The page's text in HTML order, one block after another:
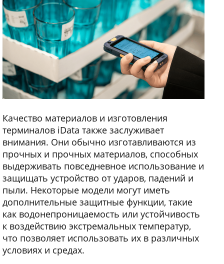
Качество материалов и изготовления
терминалов iData также заслуживает
внимания. Они обычно изготавливаются из
прочных и прочных материалов, способных
выдерживать повседневное использование и
защищать устройство от ударов, падений и
пыли. Некоторые модели могут иметь
дополнительные защитные функции, такие
как водонепроницаемость или устойчивость
к воздействию экстремальных температур,
что позволяет использовать их в различных
условиях и средах.